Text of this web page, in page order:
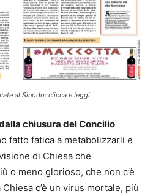
al Sinodo: clicca e leggi.
chiusura del Concilio
fatto fatica a metabolizzarli e
di Chiesa che
o meno glorioso, che non c’è
c’è un virus mortale, più